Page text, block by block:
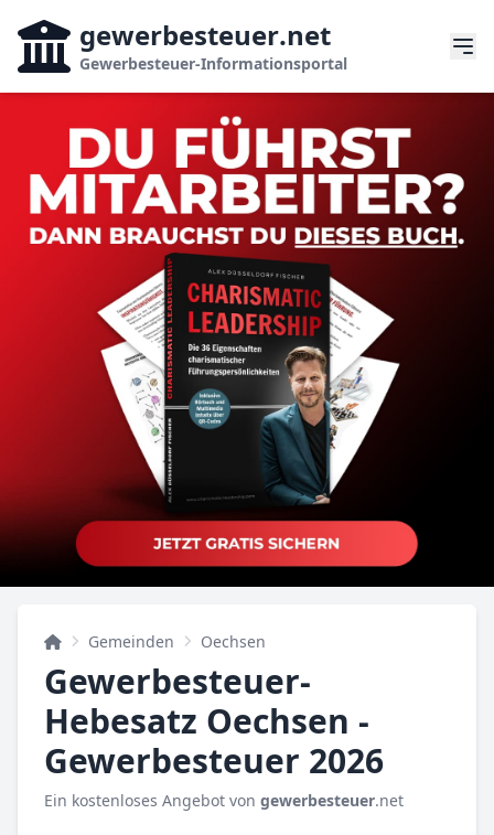
gewerbesteuer.net
Gewerbesteuer-Informationsportal
Gemeinden Oechsen
Gewerbesteuer-
Hebesatz Oechsen -
Gewerbesteuer 2026
Ein kostenloses Angebot von gewerbesteuer.net